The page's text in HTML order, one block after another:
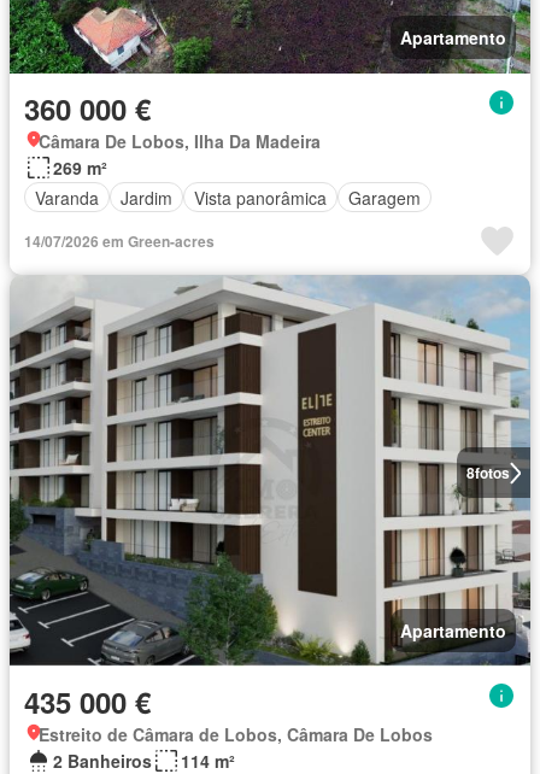
Apartamento
360 000 €
Câmara De Lobos, Ilha Da Madeira
269 m²
Varanda
Jardim Vista panorâmica Garagem
14/07/2026 em Green-acres
8fotos
Apartamento
435 000 €
Estreito de Câmara de Lobos, Câmara De Lobos
2 Banheiros
114 m²